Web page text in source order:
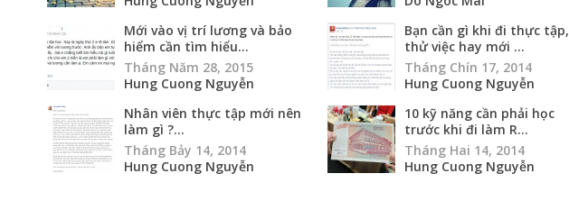
Mới vào vị trí lương và bảo
hiểm cần tìm hiểu...
Tháng Năm 28, 2015
Hung Cuong Nguyễn
Bạn cần gì khi đi thực tập,
thử việc hay mới ...
Tháng Chín 17, 2014
Hung Cuong Nguyễn
Nhân viên thực tập mới nên
làm gì ?...
Tháng Bảy 14, 2014
Hung Cuong Nguyễn
10 kỹ năng cần phải học
trước khi đi làm R...
Tháng Hai 14, 2014
Hung Cuong Nguyễn